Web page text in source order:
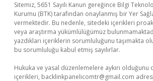
Sitemiz, 5651 Sayılı Kanun gereğince Bilgi
Kurumu (BTK) tarafından onaylanmış bir Yer
vermektedir. Bu nedenle, sitedeki içerikleri
veya araştırma yükümlülüğümüz
yazdıkları içeriklerin sorumluluğunu taşımakta
bu sorumluluğu kabul etmiş sayılırlar.
Hukuka ve yasal düzenlemelere aykırı olduğunu
içerikleri, backlinkpanelicomtr@gmail.com